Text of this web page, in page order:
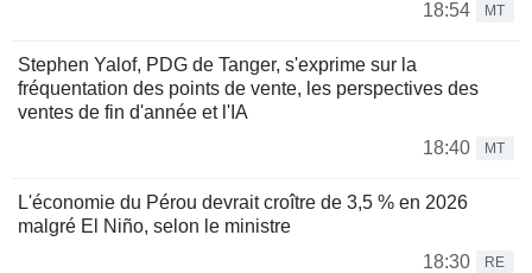
18:54
MT
Stephen Yalof, PDG de Tanger, s'exprime sur la
fréquentation des points de vente, les perspectives des
ventes de fin d'année et l'IA
18:40
MT
L'économie du Pérou devrait croître de 3,5 % en 2026
malgré El Niño, selon le ministre
18:30
RE